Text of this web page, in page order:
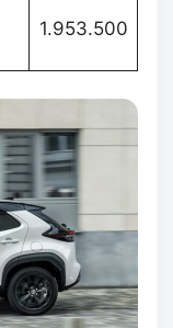
1.953.500